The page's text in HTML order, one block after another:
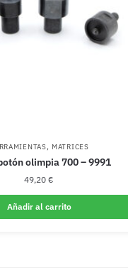
, MATRICES
olimpia 700 – 9991
49,20 €
Añadir al carrito